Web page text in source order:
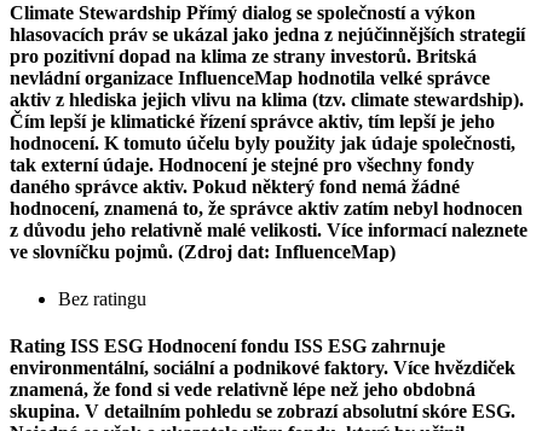
Climate Stewardship Přímý dialog se společností a výkon
hlasovacích práv se ukázal jako jedna z nejúčinnějších strategií
pro pozitivní dopad na klima ze strany investorů. Britská
nevládní organizace InfluenceMap hodnotila velké správce
aktiv z hlediska jejich vlivu na klima (tzv. climate stewardship).
Čím lepší je klimatické řízení správce aktiv, tím lepší je jeho
hodnocení. K tomuto účelu byly použity jak údaje společnosti,
tak externí údaje. Hodnocení je stejné pro všechny fondy
daného správce aktiv. Pokud některý fond nemá žádné
hodnocení, znamená to, že správce aktiv zatím nebyl hodnocen
z důvodu jeho relativně malé velikosti. Více informací naleznete
ve slovníčku pojmů. (Zdroj dat: InfluenceMap)
Bez ratingu
Rating ISS ESG Hodnocení fondu ISS ESG zahrnuje
environmentální, sociální a podnikové faktory. Více hvězdiček
znamená, že fond si vede relativně lépe než jeho obdobná
skupina. V detailním pohledu se zobrazí absolutní skóre ESG.